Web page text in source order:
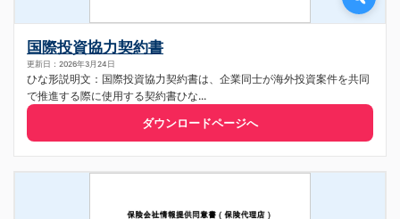
国際投資協力契約書
更新日：2026年3月24日
ひな形説明文：国際投資協力契約書は、企業同士が海外投資案件を共同
で推進する際に使用する契約書ひな...
ダウンロードページへ